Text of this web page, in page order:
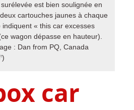
est bien soulignée en
cartouches jaunes à chaque
indiquent « this car excesses
wagon dépasse en hauteur).
: Dan from PQ, Canada
)
car